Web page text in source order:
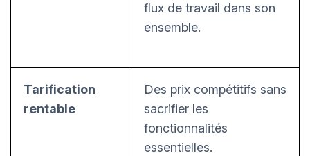
flux de travail dans son
ensemble.
Tarification
rentable
Des prix compétitifs sans
sacrifier les
fonctionnalités
essentielles.